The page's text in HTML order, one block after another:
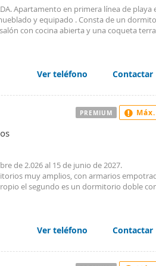
inmobiliaria. Para periodos inferiores a 5
a disponibilidad, éstas pueden ser
propietarios. Los precios podrán variar
indicaciones de los propietarios. La
u omisión.[IW]
Apartamento en primera línea de playa
y equipado . Consta de un
con cocina abierta y una coqueta
del mar. Si estás interesado en
con nosotrso para consultar los
Ver teléfono Contactar
de 2.026 al 15 de junio de 2027.
muy amplios, con armarios
el segundo es un dormitorio doble
al sur, con terraza cubierta y vistas a los
aparcamiento.
completos, para alquiler por tiempo
Ver teléfono Contactar
PREMIUM